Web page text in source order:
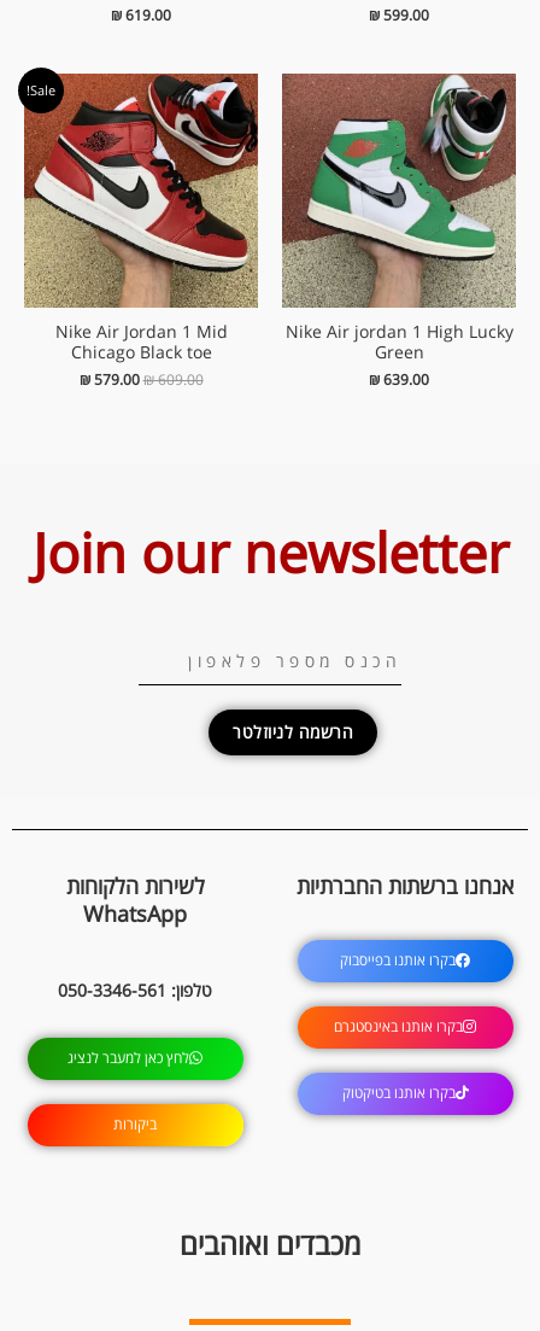
₪599.00
₪619.00
Nike Air jordan 1 High Lucky
Green
₪639.00
Sale!
Nike Air Jordan 1 Mid
Chicago Black toe
₪609.00
המחיר
המקורי
היה:
₪ 609.00.
₪579.00
המחיר
הנוכחי
הוא:
₪ 579.00.
Join our newsletter
הרשמה לניוזלטר
אנחנו ברשתות החברתיות
בקרו אותנו בפייסבוק
בקרו אותנו באינסטגרם
בקרו אותנו בטיקטוק
לשירות הלקוחות
WhatsApp
טלפון: 050-3346-561
לחץ כאן למעבר לנציג
ביקורות
מכבדים ואוהבים